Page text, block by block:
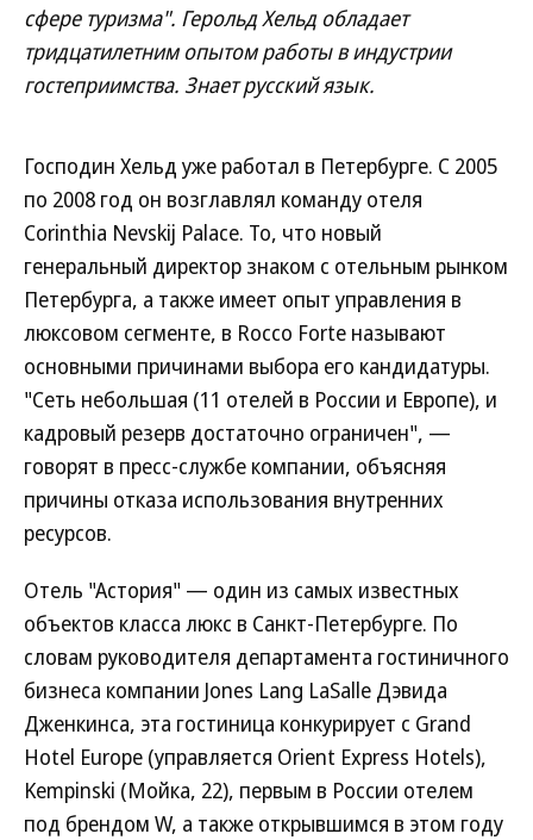
сфере туризма". Герольд Хельд обладает
тридцатилетним опытом работы в индустрии
гостеприимства. Знает русский язык.
Господин Хельд уже работал в Петербурге. С 2005
по 2008 год он возглавлял команду отеля
Corinthia Nevskij Palace. То, что новый
генеральный директор знаком с отельным рынком
Петербурга, а также имеет опыт управления в
люксовом сегменте, в Rocco Forte называют
основными причинами выбора его кандидатуры.
"Сеть небольшая (11 отелей в России и Европе), и
кадровый резерв достаточно ограничен", —
говорят в пресс-службе компании, объясняя
причины отказа использования внутренних
ресурсов.
Отель "Астория" — один из самых известных
объектов класса люкс в Санкт-Петербурге. По
словам руководителя департамента гостиничного
бизнеса компании Jones Lang LaSalle Дэвида
Дженкинса, эта гостиница конкурирует с Grand
Hotel Europe (управляется Orient Express Hotels),
Kempinski (Мойка, 22), первым в России отелем
под брендом W, а также открывшимся в этом году